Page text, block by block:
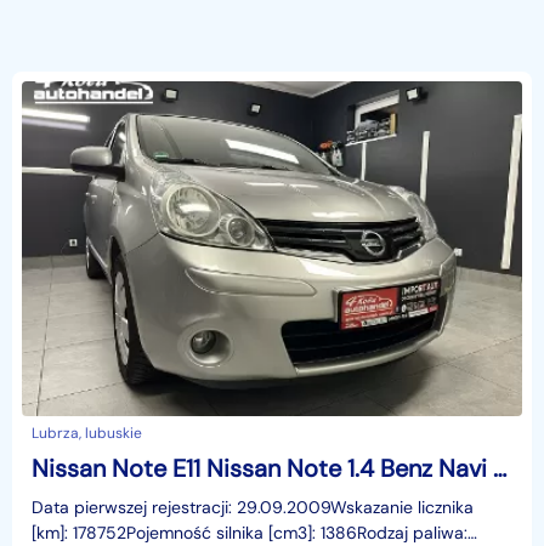
Lubrza, lubuskie
Nissan Note E11 Nissan Note 1.4 Benz Navi Tempomat ESP Rej PL Gwarancja
Data pierwszej rejestracji: 29.09.2009Wskazanie licznika
[km]: 178752Pojemność silnika [cm3]: 1386Rodzaj paliwa: